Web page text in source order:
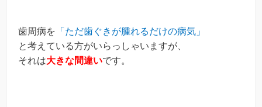
歯周病を 「ただ歯ぐきが腫れるだけの病気」
と考えている方がいらっしゃいますが、
それは大きな間違いです。